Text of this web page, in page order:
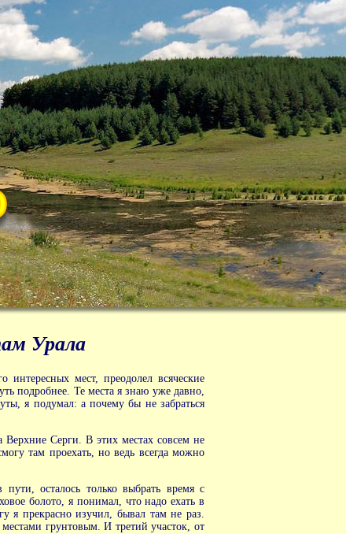
Урала
мест, преодолел всяческие
подробнее. Те места я знаю уже давно,
я подумал: а почему бы не забраться
Серги. В этих местах совсем не
там проехать, но ведь всегда можно
осталось только выбрать время с
болото, я понимал, что надо ехать в
я прекрасно изучил, бывал там не раз.
грунтовым. И третий участок, от